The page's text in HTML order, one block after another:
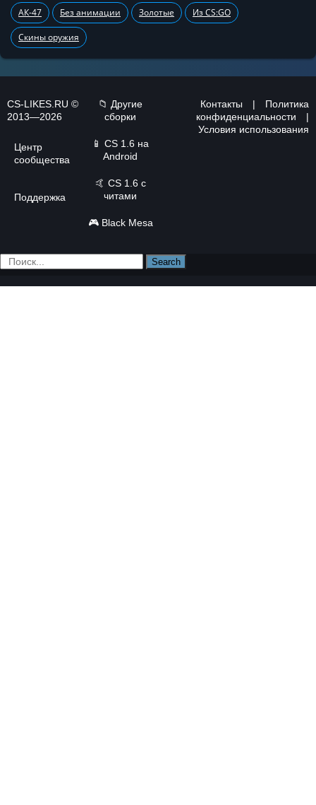
АК-47 Без анимации Золотые Из CS:GO
Скины оружия
CS-LIKES.RU ©
2013—2026
Центр
сообщества
Поддержка
📁 Другие
сборки
📱 CS 1.6 на
Android
🤙 CS 1.6 с
читами
🎮 Black Mesa
Контакты |
Политика
конфиденциальности
|
Условия использования
Search